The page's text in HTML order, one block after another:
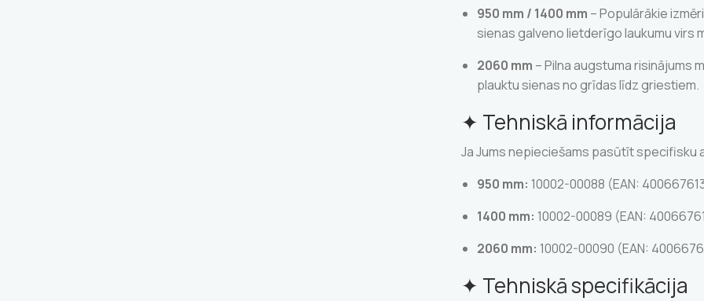
950 mm / 1400 mm – Populārākie
sienas galveno lietderīgo laukumu virs
2060 mm – Pilna augstuma risinājums
plauktu sienas no grīdas līdz griestiem.
✦ Tehniskā informācija
Ja Jums nepieciešams pasūtīt
950 mm: 10002-00088 (EAN:
1400 mm: 10002-00089 (EAN:
2060 mm: 10002-00090 (EAN:
✦ Tehniskā specifikācija